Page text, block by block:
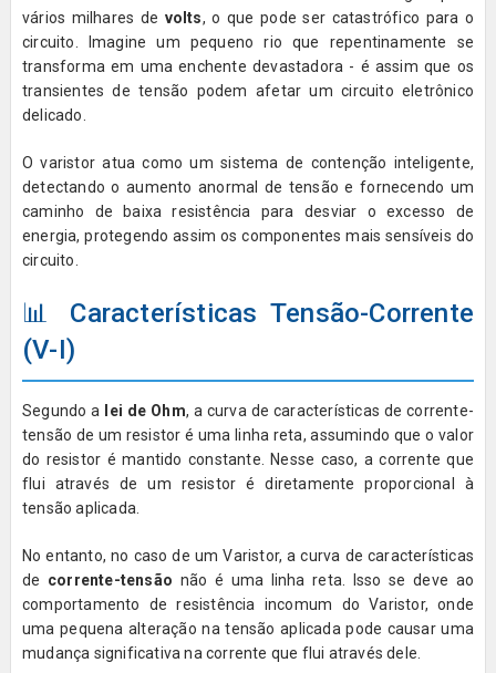
vários milhares de volts, o que pode ser catastrófico para o
circuito. Imagine um pequeno rio que repentinamente se
transforma em uma enchente devastadora - é assim que os
transientes de tensão podem afetar um circuito eletrônico
delicado.
O varistor atua como um sistema de contenção inteligente,
detectando o aumento anormal de tensão e fornecendo um
caminho de baixa resistência para desviar o excesso de
energia, protegendo assim os componentes mais sensíveis do
circuito.
📊 Características Tensão-Corrente
(V-I)
Segundo a lei de Ohm, a curva de características de corrente-
tensão de um resistor é uma linha reta, assumindo que o valor
do resistor é mantido constante. Nesse caso, a corrente que
flui através de um resistor é diretamente proporcional à
tensão aplicada.
No entanto, no caso de um Varistor, a curva de características
de corrente-tensão não é uma linha reta. Isso se deve ao
comportamento de resistência incomum do Varistor, onde
uma pequena alteração na tensão aplicada pode causar uma
mudança significativa na corrente que flui através dele.